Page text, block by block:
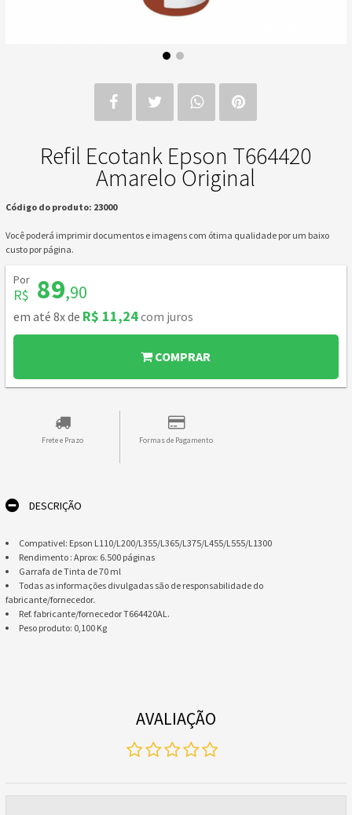
Refil Ecotank Epson T664420
Amarelo Original
Código do produto: 23000
Você poderá imprimir documentos e imagens com ótima qualidade por um baixo
custo por página.
Por
R$ 89,90
em até 8x de R$ 11,24com juros
COMPRAR
Frete e Prazo Formas de Pagamento
DESCRIÇÃO
Compativel: Epson L110/L200/L355/L365/L375/L455/L555/L1300
Rendimento : Aprox: 6.500 páginas
Garrafa de Tinta de 70 ml
Todas as informações divulgadas são de responsabilidade do
fabricante/fornecedor.
Ref. fabricante/fornecedor T664420AL.
Peso produto: 0,100 Kg
AVALIAÇÃO